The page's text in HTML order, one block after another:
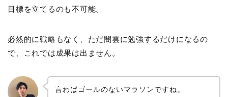
目標を立てるのも不可能。
必然的に戦略もなく、ただ闇雲に勉強するだけになるの
で、これでは成果は出ません。
言わばゴールのないマラソンですね。